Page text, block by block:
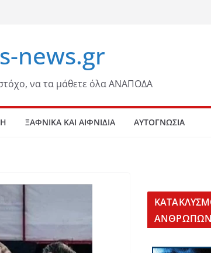
news.gr
να τα μάθετε όλα ΑΝΑΠΟΔΑ
ΞΑΦΝΙΚΑ ΚΑΙ ΑΙΦΝΙΔΙΑ ΑΥΤΟΓΝΩΣΙΑ
ΑΝΘΡΩΠΩΝ